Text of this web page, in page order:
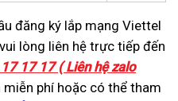
đăng ký lắp mạng Viettel
lòng liên hệ trực tiếp đến
17 17 ( Liên hệ zalo
phí hoặc có thể tham